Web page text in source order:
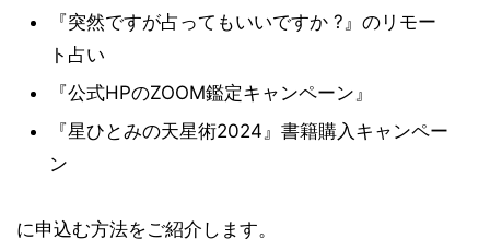
『突然ですが占ってもいいですか ?』のリモー
ト占い
『公式HPのZOOM鑑定キャンペーン』
『星ひとみの天星術2024』書籍購入キャンペー
ン
に申込む方法をご紹介します。